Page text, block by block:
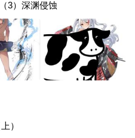
3）深渊侵蚀
）